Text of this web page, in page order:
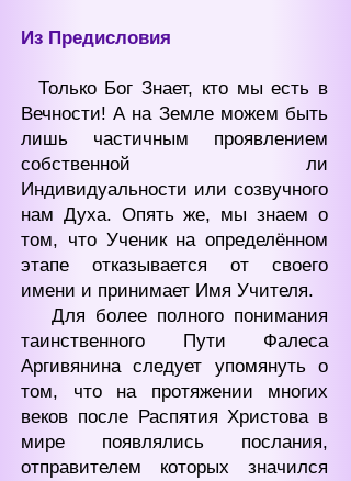
Из Предисловия
Только Бог Знает, кто мы есть в
Вечности! А на Земле можем быть
лишь частичным проявлением
собственной ли
Индивидуальности или созвучного
нам Духа. Опять же, мы знаем о
том, что Ученик на определённом
этапе отказывается от своего
имени и принимает Имя Учителя.
Для более полного понимания
таинственного Пути Фалеса
Аргивянина следует упомянуть о
том, что на протяжении многих
веков после Распятия Христова в
мире появлялись послания,
отправителем которых значился